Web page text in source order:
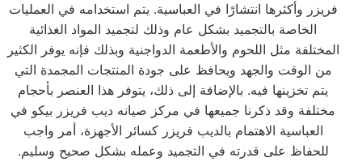
فريزر وأكثرها انتشارًا في العباسية. يتم استخدامه في العمليات
الخاصة بالتجميد بشكل عام وذلك لتجميد المواد الغذائية
المختلفة مثل اللحوم والأطعمة الدواجنية وبذلك فإنه يوفر الكثير
من الوقت والجهد ويحافظ على جودة المنتجات المجمدة التي
يتم تخزينها فيه. بالإضافة إلى ذلك، يتوفر هذا العنصر بأحجام
مختلفة وقد ذكرنا جميعها في مركز صيانه ديب فريزر بيكو في
العباسية الاهتمام بالديب فريزر كسائر الأجهزة، أمر واجب
للحفاظ على قدرته في التجميد وعمله بشكل صحيح وسليم.